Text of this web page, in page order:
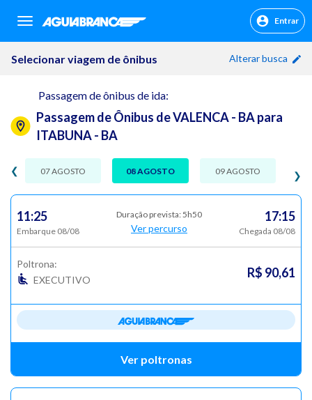
sr.header.toggle.navigation Entrar
Selecionar viagem de ônibus Alterar busca
Passagem de ônibus de ida:
Passagem de Ônibus de VALENCA - BA para
ITABUNA - BA
❯
❮ 07 AGOSTO 08 AGOSTO 09 AGOSTO
11:25
Embarque 08/08
Duração prevista: 5h50
Ver percurso
17:15
Chegada 08/08
Poltrona:
EXECUTIVO
R$ 90,61
Ver poltronas